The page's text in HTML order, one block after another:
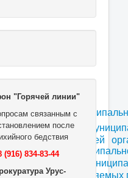
Мартановском
теплоснабжающей
Мартановского
особо охраняемых
"Горячей линии"
связанным с
после
бедствия
(916) 834-83-44
Урус-